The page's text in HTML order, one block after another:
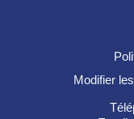
Modifier